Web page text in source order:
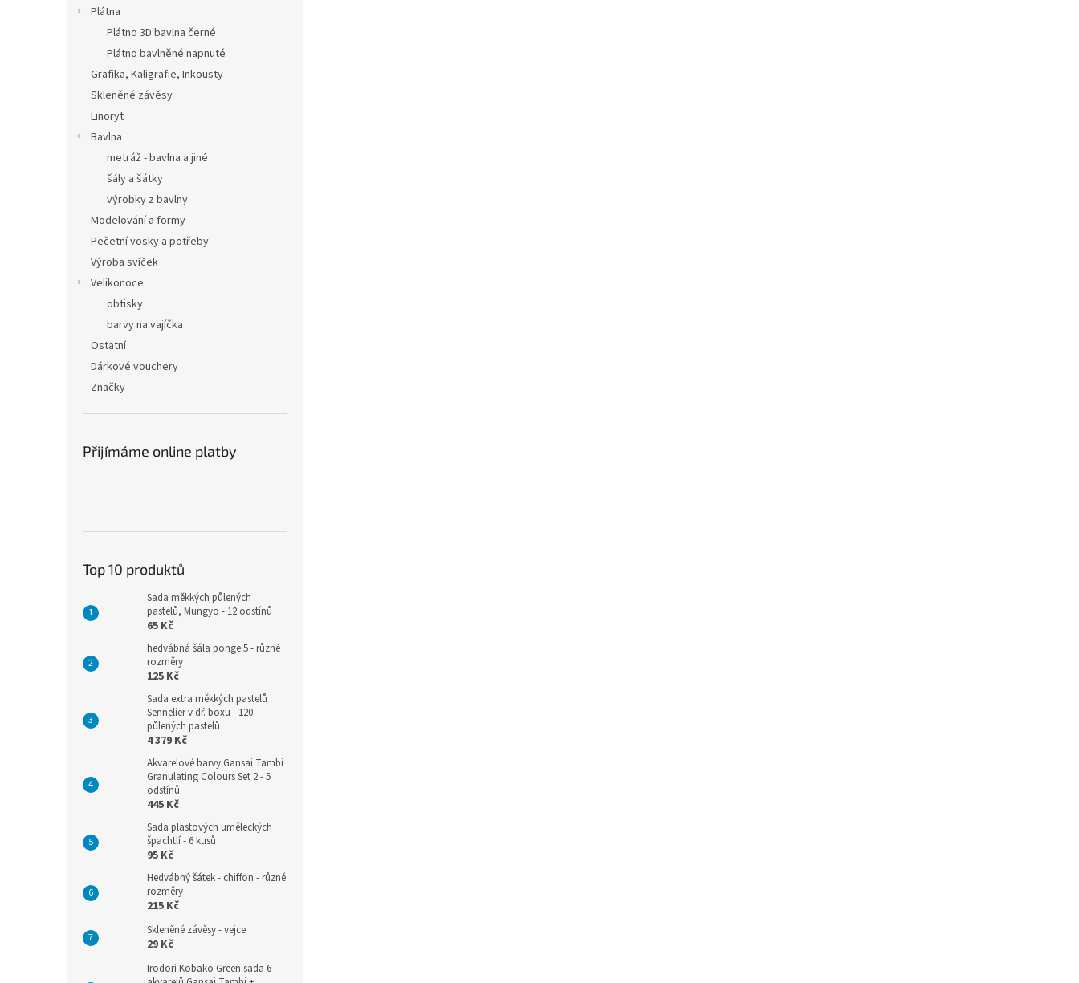
Plátna
Plátno 3D bavlna černé
Plátno bavlněné napnuté
Grafika, Kaligrafie, Inkousty
Skleněné závěsy
Linoryt
Bavlna
metráž - bavlna a jiné
šály a šátky
výrobky z bavlny
Modelování a formy
Pečetní vosky a potřeby
Výroba svíček
Velikonoce
obtisky
barvy na vajíčka
Ostatní
Dárkové vouchery
Značky
Přijímáme online platby
Top 10 produktů
Sada měkkých půlených
pastelů, Mungyo - 12 odstínů
65 Kč
hedvábná šála ponge 5 - různé
rozměry
125 Kč
Sada extra měkkých pastelů
Sennelier v dř. boxu - 120
půlených pastelů
4 379 Kč
Akvarelové barvy Gansai Tambi
Granulating Colours Set 2 - 5
odstínů
445 Kč
Sada plastových uměleckých
špachtlí - 6 kusů
95 Kč
Hedvábný šátek - chiffon - různé
rozměry
215 Kč
Skleněné závěsy - vejce
29 Kč
Irodori Kobako Green sada 6